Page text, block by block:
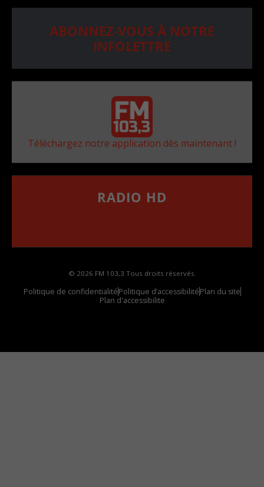
ABONNEZ-VOUS À NOTRE
INFOLETTRE
Téléchargez notre application dès maintenant !
RADIO HD
© 2026 FM 103,3 Tous droits réservés.
Politique de confidentialitéPolitique d’accessibilitéPlan du site
Plan d'accessibilite